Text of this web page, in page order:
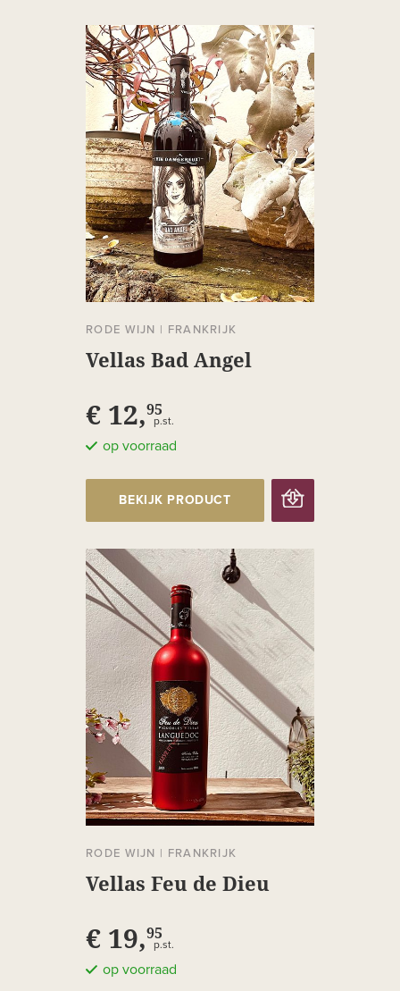
RODE WIJN | FRANKRIJK
Vellas Bad Angel
€ 12,95
p.st.
op voorraad
BEKIJK PRODUCT
RODE WIJN | FRANKRIJK
Vellas Feu de Dieu
€ 19,95
p.st.
op voorraad